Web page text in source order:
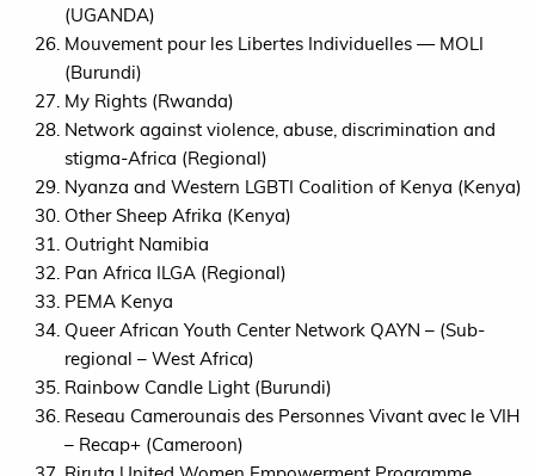
(UGANDA)
Mouvement pour les Libertes Individuelles — MOLI
(Burundi)
My Rights (Rwanda)
Network against violence, abuse, discrimination and
stigma-Africa (Regional)
Nyanza and Western LGBTI Coalition of Kenya (Kenya)
Other Sheep Afrika (Kenya)
Outright Namibia
Pan Africa ILGA (Regional)
PEMA Kenya
Queer African Youth Center Network QAYN – (Sub-
regional – West Africa)
Rainbow Candle Light (Burundi)
Reseau Camerounais des Personnes Vivant avec le VIH
– Recap+ (Cameroon)